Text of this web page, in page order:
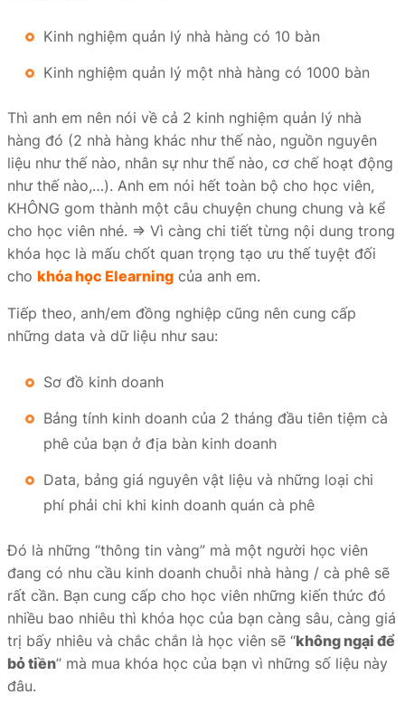
Kinh nghiệm quản lý nhà hàng có 10 bàn
Kinh nghiệm quản lý một nhà hàng có 1000 bàn
Thì anh em nên nói về cả 2 kinh nghiệm quản lý nhà
hàng đó (2 nhà hàng khác như thế nào, nguồn nguyên
liệu như thế nào, nhân sự như thế nào, cơ chế hoạt động
như thế nào,…). Anh em nói hết toàn bộ cho học viên,
KHÔNG gom thành một câu chuyện chung chung và kể
cho học viên nhé. ⇒ Vì càng chi tiết từng nội dung trong
khóa học là mấu chốt quan trọng tạo ưu thế tuyệt đối
cho khóa học Elearning của anh em.
Tiếp theo, anh/em đồng nghiệp cũng nên cung cấp
những data và dữ liệu như sau:
Sơ đồ kinh doanh
Bảng tính kinh doanh của 2 tháng đầu tiên tiệm cà
phê của bạn ở địa bàn kinh doanh
Data, bảng giá nguyên vật liệu và những loại chi
phí phải chi khi kinh doanh quán cà phê
Đó là những “thông tin vàng” mà một người học viên
đang có nhu cầu kinh doanh chuỗi nhà hàng / cà phê sẽ
rất cần. Bạn cung cấp cho học viên những kiến thức đó
nhiều bao nhiêu thì khóa học của bạn càng sâu, càng giá
trị bấy nhiêu và chắc chắn là học viên sẽ “không ngại để
bỏ tiền” mà mua khóa học của bạn vì những số liệu này
đâu.